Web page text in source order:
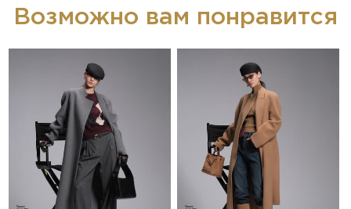
Возможно вам понравится